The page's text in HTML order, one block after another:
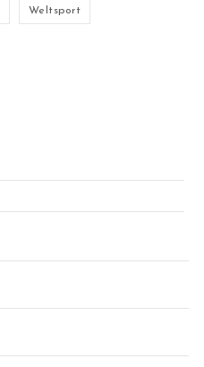
Weltsport